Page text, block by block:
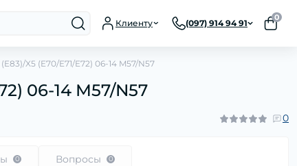
Клиенту (097) 914 94 91
0
X5 (E70/E71/E72) 06-14 M57/N57
06-14 M57/N57
0
0 Вопросы 0